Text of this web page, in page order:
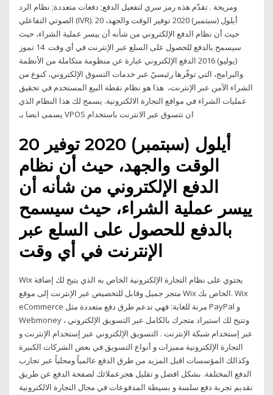
ومريحة . تقدّم هذه رمز سري لتفعيل الدفع; دفعات متعددة; نظام الرد
الصوتي التفاعلي (IVR). 20 أيلول (سبتمبر) 2020 توفير الوقت والجهد،
حيث أن نظام الدفع الإلكتروني من شأنه أن ييسر عملية الشراء، حيث
سيسمح بالدفع للحصول على السلع عبر الإنترنت في أي وقت 14 تموز
(يوليو) 2016 الدفع الإلكتروني عبارة عن منظومة متكاملة من الأنظمة
والبرامج، التي توفّرها رئيسيّ عبر خدمات التسوق الإلكتروني، كنوع من
الشراء الآمن عبر الإنترنت، هذا هو نظام نقطة البيع المستخدم في تحقيق
عمليات الشراء في مواقع التجارة الالكترونية. يسمح لك هذا النظام الذي
20 أيلول (سبتمبر) 2020 توفير
الوقت والجهد، حيث أن نظام
الدفع الإلكتروني من شأنه أن
ييسر عملية الشراء، حيث سيسمح
بالدفع للحصول على السلع عبر
Wix يحتوي على نظام التجارة الإلكترونية الخاص به الذي يتيح لك إضافة
متجر جميل وقابل للتخصيص عبر الإنترنت إلى موقع Wix الخاص بك. Wix
eCommerce مرنة للغاية: فهي تدعم طرق دفع متعددة مثل PayPal و
Webmoney ، وتتيح لك استيراد متجرك بالكامل عبر التسويق الإلكتروني
عبر إستخدام شبكة الإنترنت . التسويق الإلكتروني عبر إستخدام الإنترنت و
التجارة الإلكترونية مميزات و أنواع التسويق في بعض الشركات الكبيرة
وكذالك المؤسسات اقبل المزيد من طرق الدفع عالمياً ومحلياً عبر تجارب
الدفع المختلفة. بشكل افضل و تقليل هجرعملائك لصفحة الدفع عن طريق
تقديم تجربة دفع سلسة و بسيطة المدفوعات في مجال التجارة الالكترونية